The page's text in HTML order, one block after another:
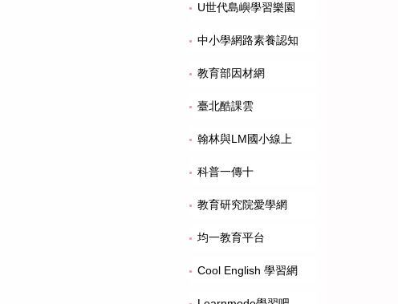
U世代島嶼學習樂園
中小學網路素養認知
教育部因材網
臺北酷課雲
翰林與LM國小線上
科普一傳十
教育研究院愛學網
均一教育平台
Cool English 學習網